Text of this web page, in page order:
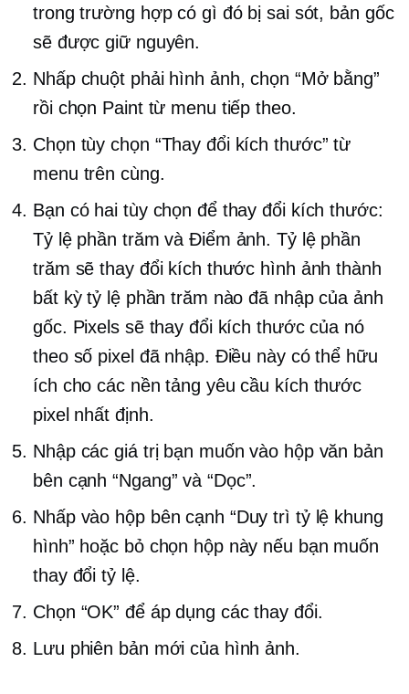
trong trường hợp có gì đó bị sai sót, bản gốc
sẽ được giữ nguyên.
Nhấp chuột phảihình ảnh, chọn “Mở bằng”
rồi chọn Paint từ menu tiếp theo.
Chọn tùy chọn “Thay đổi kích thước” từ
menu trên cùng.
Bạn có hai tùy chọn để thay đổi kích thước:
Tỷ lệ phần trăm và Điểm ảnh. Tỷ lệ phần
trăm sẽ thay đổi kích thước hình ảnh thành
bất kỳ tỷ lệ phần trăm nào đã nhập của ảnh
gốc. Pixels sẽ thay đổi kích thước của nó
theo số pixel đã nhập. Điều này có thể hữu
ích cho các nền tảng yêu cầu kích thước
pixel nhất định.
Nhập các giá trị bạn muốn vào hộp văn bản
bên cạnh “Ngang” và “Dọc”.
Nhấp vào hộp bên cạnh “Duy trì tỷ lệ khung
hình” hoặc bỏ chọn hộp này nếu bạn muốn
thay đổi tỷ lệ.
Chọn “OK” để áp dụng các thay đổi.
Lưu phiên bản mới của hình ảnh.